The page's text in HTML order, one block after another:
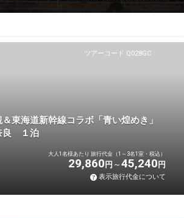
ツアーコード Q028GC
＆東海道新幹線コラボ「青い煌めき」
良 １泊
大人1名様あたり 旅行代金（1～3名1室・税込）
29,860 円 45,240 円
表示旅行代金について